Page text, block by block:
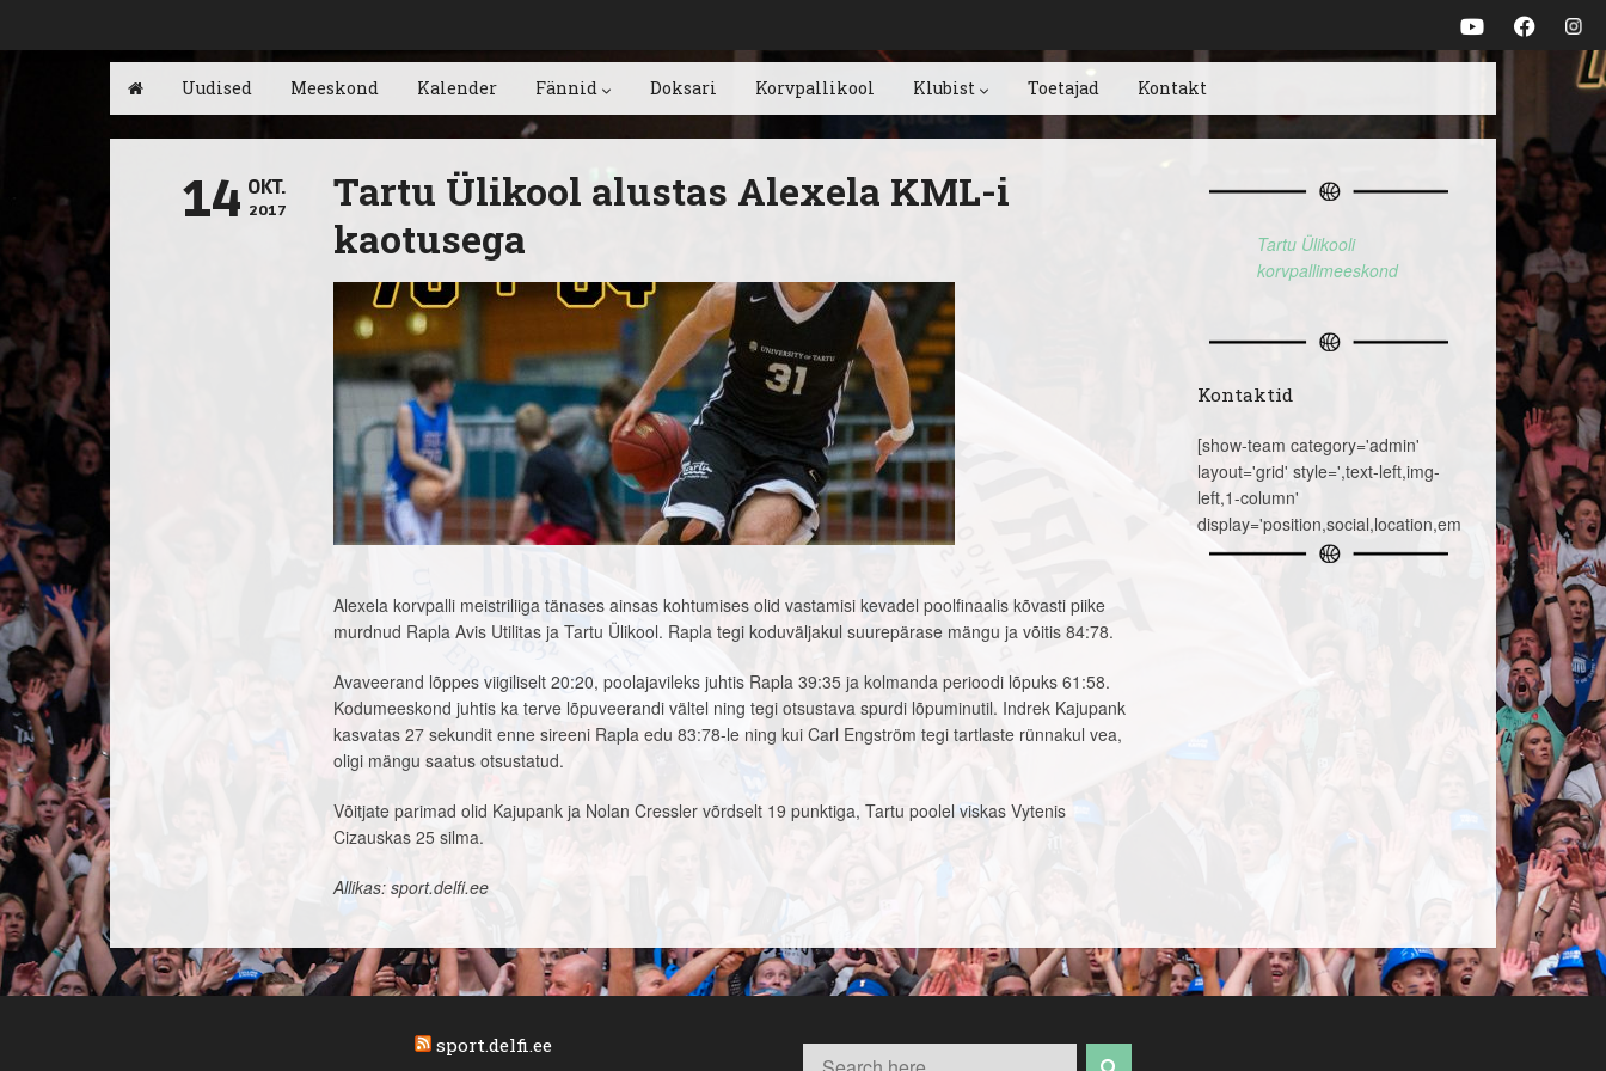
Uudised Meeskond Kalender Fännid Doksari Korvpallikool Klubist Toetajad Kontakt
14 OKT.
2017
Tartu Ülikool alustas Alexela KML-i
kaotusega
Alexela korvpalli meistriliiga tänases ainsas kohtumises olid vastamisi kevadel poolfinaalis kõvasti piike
murdnud Rapla Avis Utilitas ja Tartu Ülikool. Rapla tegi koduväljakul suurepärase mängu ja võitis 84:78.
Avaveerand lõppes viigiliselt 20:20, poolajavileks juhtis Rapla 39:35 ja kolmanda perioodi lõpuks 61:58.
Kodumeeskond juhtis ka terve lõpuveerandi vältel ning tegi otsustava spurdi lõpuminutil. Indrek Kajupank
kasvatas 27 sekundit enne sireeni Rapla edu 83:78-le ning kui Carl Engström tegi tartlaste rünnakul vea,
oligi mängu saatus otsustatud.
Võitjate parimad olid Kajupank ja Nolan Cressler võrdselt 19 punktiga, Tartu poolel viskas Vytenis
Cizauskas 25 silma.
Allikas: sport.delfi.ee
Tartu Ülikooli
korvpallimeeskond
Kontaktid
[show-team category='admin'
layout='grid' style=',text-left,img-
left,1-column'
sport.delfi.ee